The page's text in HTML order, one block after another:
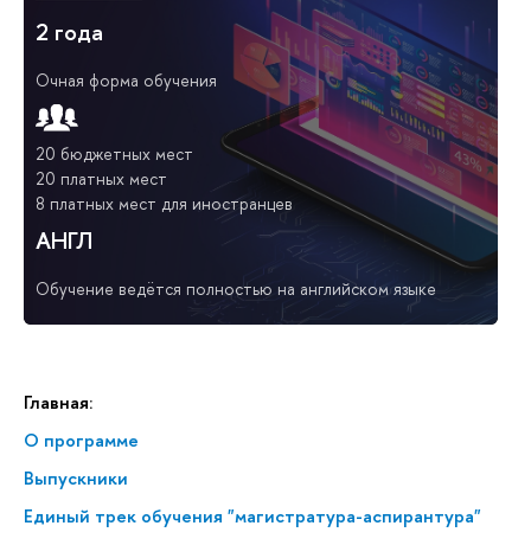
Главная:
О программе
Выпускники
Единый трек обучения "магистратура-аспирантура"
2 года
Очная форма обучения
20 бюджетных мест
20 платных мест
8 платных мест для иностранцев
АНГЛ
Обучение ведётся полностью на английском языке